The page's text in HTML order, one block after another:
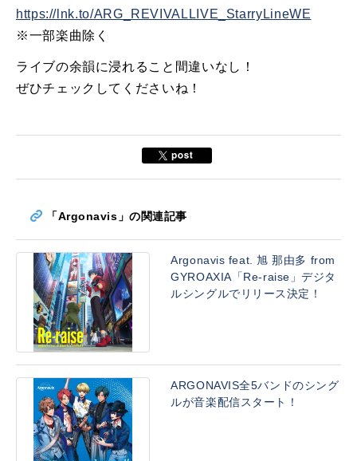
https://lnk.to/ARG_REVIVALLIVE_StarryLineWE
※一部楽曲除く
ライブの余韻に浸れること間違いなし！
ぜひチェックしてくださいね！
「Argonavis」の関連記事
Argonavis feat. 旭 那由多 from
GYROAXIA「Re-raise」デジタ
ルシングルでリリース決定！
ARGONAVIS全5バンドのシング
ルが音楽配信スタート！